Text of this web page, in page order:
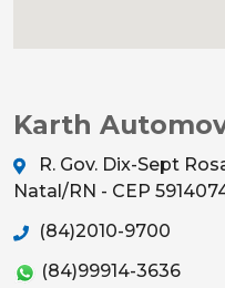
Karth
R. Gov. Dix-Sept
Natal/RN - CEP
(84)2010-9700
(84)99914-3636